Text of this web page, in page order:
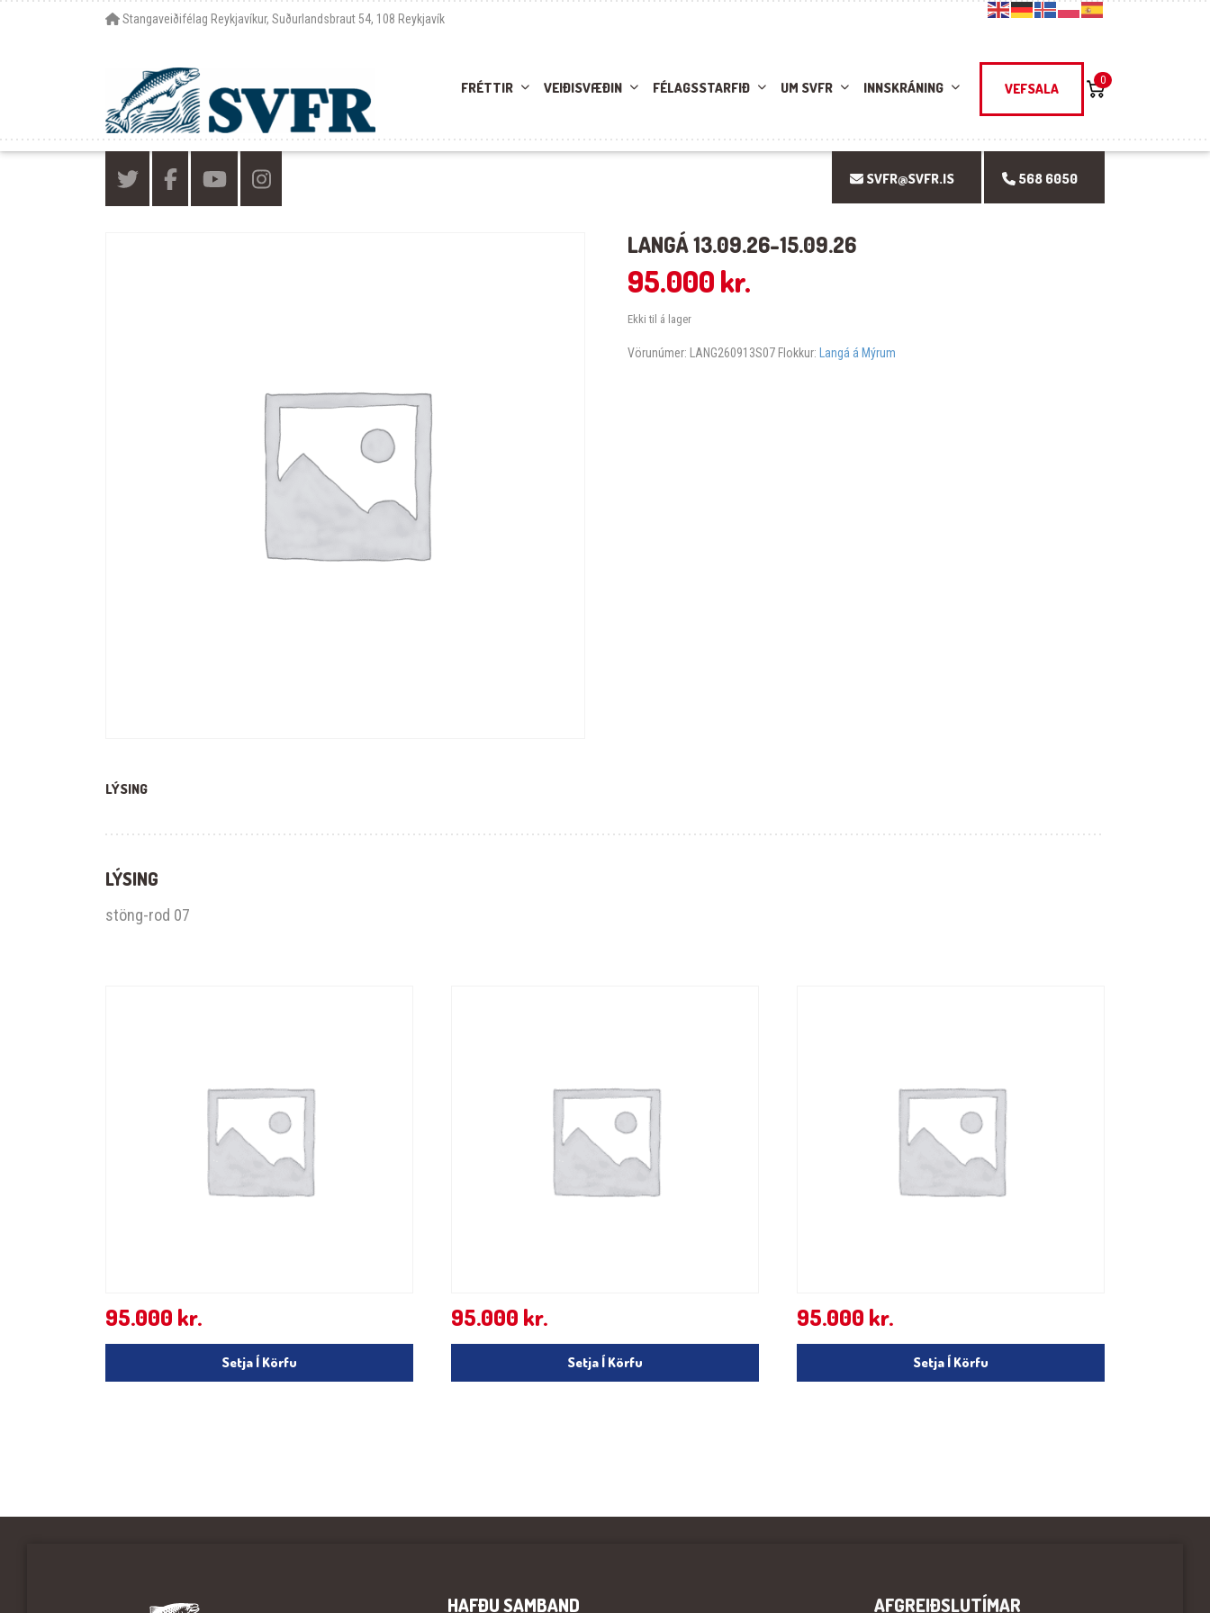
Stangaveiðifélag Reykjavíkur, Suðurlandsbraut 54, 108 Reykjavík
FRÉTTIR VEIÐISVÆÐIN FÉLAGSSTARFIÐ UM SVFR INNSKRÁNING VEFSALA
0
SVFR@SVFR.IS 568 6050
LANGÁ 13.09.26-15.09.26
95.000kr.
Ekki til á lager
Vörunúmer: LANG260913S07 Flokkur: Langá á Mýrum
LÝSING
LÝSING
stöng-rod 07
95.000 kr.
Setja Í Körfu
95.000 kr.
Setja Í Körfu
95.000 kr.
Setja Í Körfu
HAFÐU SAMBAND AFGREIÐSLUTÍMAR